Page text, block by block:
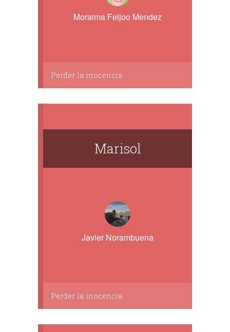
Moraima Feijoo Mendez
Perder la inocencia
Marisol
Javier Norambuena
Perder la inocencia